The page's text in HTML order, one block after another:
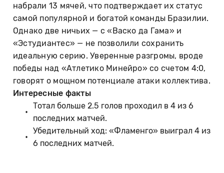
набрали 13 мячей, что подтверждает их статус
самой популярной и богатой команды Бразилии.
Однако две ничьих — с «Васко да Гама» и
«Эстудиантес» — не позволили сохранить
идеальную серию. Уверенные разгромы, вроде
победы над «Атлетико Минейро» со счетом 4:0,
говорят о мощном потенциале атаки коллектива.
Интересные факты
Тотал больше 2.5 голов проходил в 4 из 6
последних матчей.
Убедительный ход: «Фламенго» выиграл 4 из
6 последних матчей.